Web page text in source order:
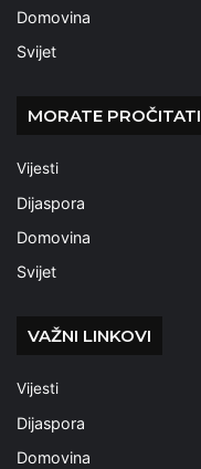
Domovina
Svijet
MORATE PROČITATI
Vijesti
Dijaspora
Domovina
Svijet
VAŽNI LINKOVI
Vijesti
Dijaspora
Domovina